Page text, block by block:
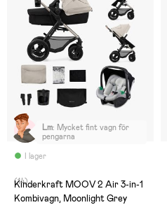
I lager
Lm: Mycket fint vagn för
pengarna
(14)
Kinderkraft MOOV 2 Air 3-in-1
Kombivagn, Moonlight Grey